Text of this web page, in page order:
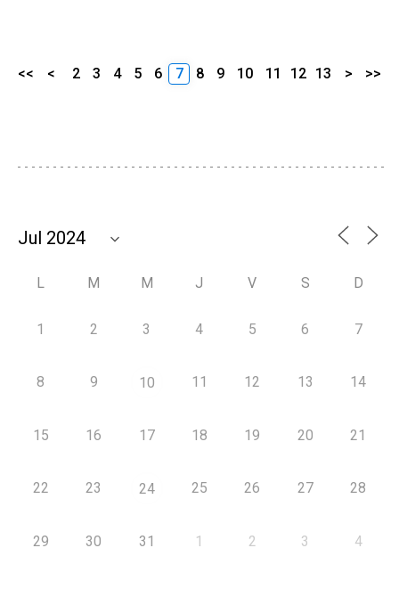
<< < 2 3 4 5 6 7 8 9 10 11 12 13 > >>
L M M J V S D
1 2 3 4 5 6 7
8 9 10 11 12 13 14
15 16 17 18 19 20 21
22 23 24 25 26 27 28
29 30 31 1 2 3 4